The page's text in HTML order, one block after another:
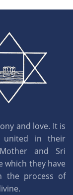
and love. It is
united in their
and Sri
which they have
the process of